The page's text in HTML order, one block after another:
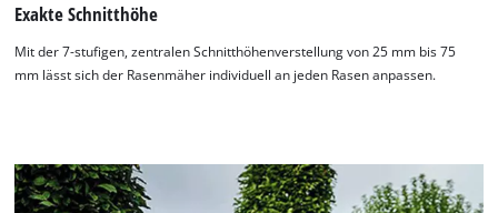
Exakte Schnitthöhe
Mit der 7-stufigen, zentralen Schnitthöhenverstellung von 25 mm bis 75
mm lässt sich der Rasenmäher individuell an jeden Rasen anpassen.